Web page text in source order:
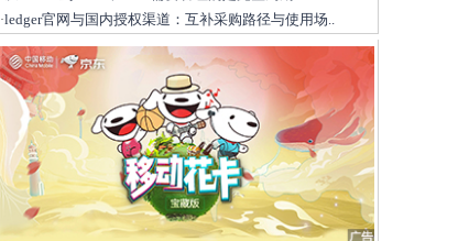
·ledger官网与国内授权渠道：互补采购路径与使用场..